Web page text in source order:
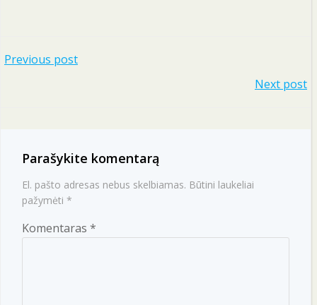
Navigacija
Previous post
įrašų
Next post
Parašykite komentarą
El. pašto adresas nebus skelbiamas. Būtini laukeliai
pažymėti *
Komentaras *